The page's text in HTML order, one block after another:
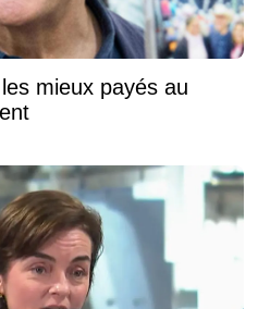
mieux payés au